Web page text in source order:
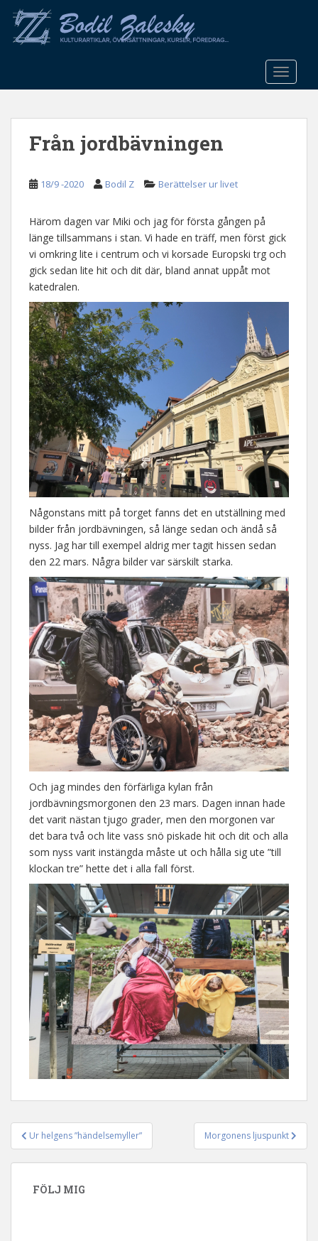
o
Från jordbävningen
18/9 -2020 Bodil Z Berättelser ur livet
Härom dagen var Miki och jag för första gången på
länge tillsammans i stan. Vi hade en träff, men först gick
vi omkring lite i centrum och vi korsade Europski trg och
gick sedan lite hit och dit där, bland annat uppåt mot
katedralen.
Någonstans mitt på torget fanns det en utställning med
bilder från jordbävningen, så länge sedan och ändå så
nyss. Jag har till exempel aldrig mer tagit hissen sedan
den 22 mars. Några bilder var särskilt starka.
Och jag mindes den förfärliga kylan från
jordbävningsmorgonen den 23 mars. Dagen innan hade
det varit nästan tjugo grader, men den morgonen var
det bara två och lite vass snö piskade hit och dit och alla
som nyss varit instängda måste ut och hålla sig ute ”till
klockan tre” hette det i alla fall först.
Inläggsnavigering
Ur helgens ”händelsemyller” Morgonens ljuspunkt
FÖLJ MIG